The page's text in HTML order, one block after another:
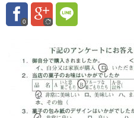
0